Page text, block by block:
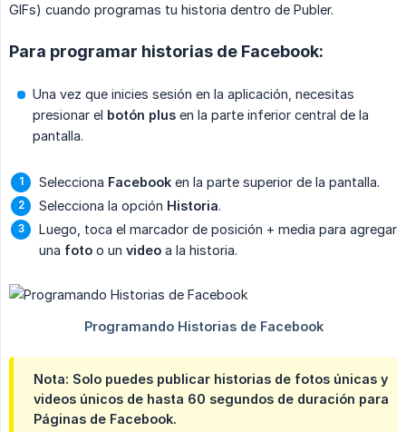
GIFs) cuando programas tu historia dentro de Publer.
Para programar historias de Facebook:
Una vez que inicies sesión en la aplicación, necesitas
presionar el botón plus en la parte inferior central de la
pantalla.
Selecciona Facebook en la parte superior de la pantalla.
Selecciona la opción Historia.
Luego, toca el marcador de posición + media para agregar
una foto o un video a la historia.
Nota: Solo puedes publicar historias de fotos únicas y
videos únicos de hasta 60 segundos de duración para
Páginas de Facebook.